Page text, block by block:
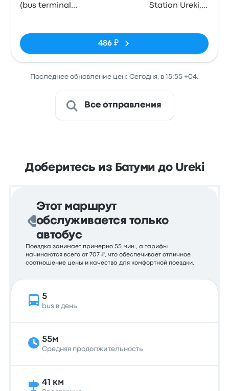
(bus terminal
Station Ureki,
486 ₽
Последнее обновление цен: Сегодня, в 15:55 +04.
Все отправления
Доберитесь из Батуми до Ureki
Этот маршрут
обслуживается только
автобус
Поездка занимает примерно 55 мин., а тарифы
начинаются всего от 707 ₽, что обеспечивает отличное
соотношение цены и качества для комфортной поездки.
5
bus в день
55м
Средняя продолжительность
41 км